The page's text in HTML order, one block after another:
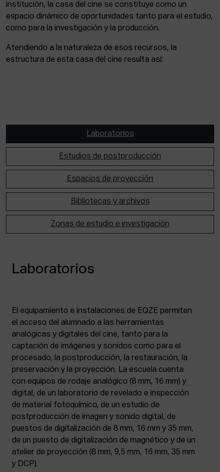
institución, la casa del cine se constituye como un
espacio dinámico de oportunidades tanto para el estudio,
como para la investigación y la producción.
Atendiendo a la naturaleza de esos recursos, la
estructura de esta casa del cine resulta así:
Laboratorios
Estudios de postproducción
Espacios de proyección
Bibliotecas y archivos
Zonas de estudio e investigación
Laboratorios
El equipamiento e instalaciones de EQZE permiten
el acceso del alumnado a las herramientas
analógicas y digitales del cine, tanto para la
captación de imágenes y sonidos como para el
procesado, la postproducción, la restauración, la
preservación y la proyección. La escuela cuenta
con equipos de rodaje analógico (8 mm, 16 mm) y
digital, de un laboratorio de revelado e inspección
de material fotoquímico, de un estudio de
postproducción de imagen y sonido digital, de
puestos de digitalización de 8 mm, 16 mm y 35 mm,
de un puesto de digitalización de magnético y de un
atelier de proyección (8 mm, 9,5 mm, 16 mm, 35 mm
y DCP).